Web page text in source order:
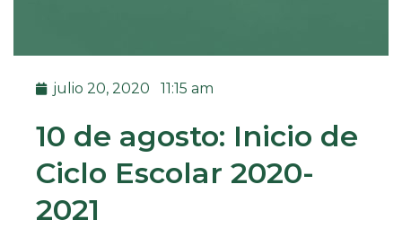
julio 20, 2020 11:15 am
10 de agosto: Inicio de
Ciclo Escolar 2020-
2021